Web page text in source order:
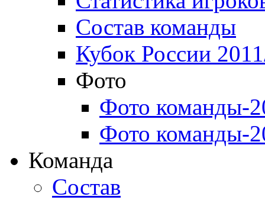
Состав команды
Кубок России
Фото
Фото команды-
Фото команды-
Команда
Состав